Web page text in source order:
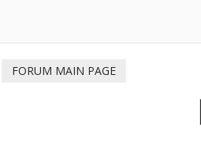
FORUM MAIN PAGE